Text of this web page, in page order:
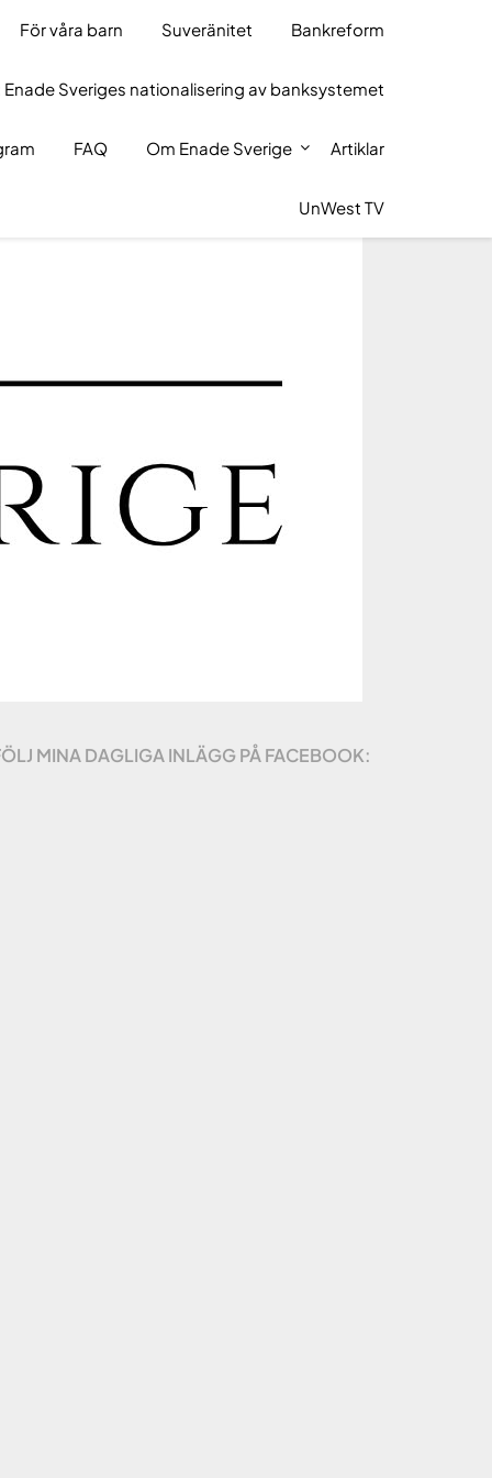
För våra barn Suveränitet Bankreform
Sveriges nationalisering av banksystemet
FAQ Om Enade Sverige Artiklar
UnWest TV
MINA DAGLIGA INLÄGG PÅ FACEBOOK: